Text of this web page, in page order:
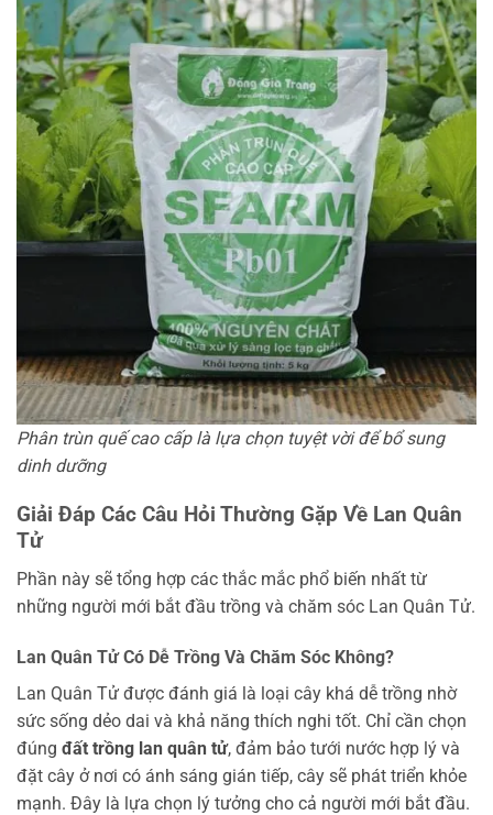
Phân trùn quế cao cấp là lựa chọn tuyệt vời để bổ sung
dinh dưỡng
Giải Đáp Các Câu Hỏi Thường Gặp Về Lan Quân
Tử
Phần này sẽ tổng hợp các thắc mắc phổ biến nhất từ
những người mới bắt đầu trồng và chăm sóc Lan Quân Tử.
Lan Quân Tử Có Dễ Trồng Và Chăm Sóc Không?
Lan Quân Tử được đánh giá là loại cây khá dễ trồng nhờ
sức sống dẻo dai và khả năng thích nghi tốt. Chỉ cần chọn
đúng đất trồng lan quân tử, đảm bảo tưới nước hợp lý và
đặt cây ở nơi có ánh sáng gián tiếp, cây sẽ phát triển khỏe
mạnh. Đây là lựa chọn lý tưởng cho cả người mới bắt đầu.